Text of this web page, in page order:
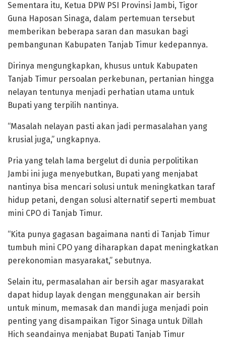
Sementara itu, Ketua DPW PSI Provinsi Jambi, Tigor
Guna Haposan Sinaga, dalam pertemuan tersebut
memberikan beberapa saran dan masukan bagi
pembangunan Kabupaten Tanjab Timur kedepannya.
Dirinya mengungkapkan, khusus untuk Kabupaten
Tanjab Timur persoalan perkebunan, pertanian hingga
nelayan tentunya menjadi perhatian utama untuk
Bupati yang terpilih nantinya.
“Masalah nelayan pasti akan jadi permasalahan yang
krusial juga,” ungkapnya.
Pria yang telah lama bergelut di dunia perpolitikan
Jambi ini juga menyebutkan, Bupati yang menjabat
nantinya bisa mencari solusi untuk meningkatkan taraf
hidup petani, dengan solusi alternatif seperti membuat
mini CPO di Tanjab Timur.
“Kita punya gagasan bagaimana nanti di Tanjab Timur
tumbuh mini CPO yang diharapkan dapat meningkatkan
perekonomian masyarakat,” sebutnya.
Selain itu, permasalahan air bersih agar masyarakat
dapat hidup layak dengan menggunakan air bersih
untuk minum, memasak dan mandi juga menjadi poin
penting yang disampaikan Tigor Sinaga untuk Dillah
Hich seandainya menjabat Bupati Tanjab Timur